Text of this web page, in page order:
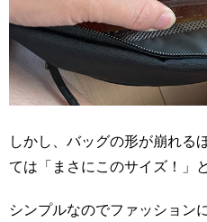
しかし、バッグの形が崩れる
ては「まさにこのサイズ！」と
シンプルなのでファッション